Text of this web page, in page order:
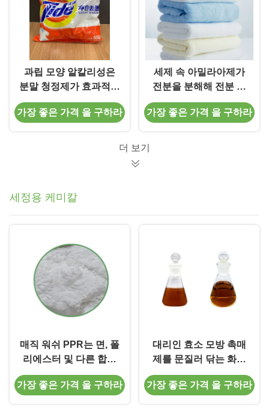
과립 모양 알칼리성은
분말 청정제가 효과적으
로 땀 얼룩 핏자국 식품
단백질을 제거할 수 있
가장 좋은 가격 을 구하라
세제 속 아밀라아제가
전분을 분해해 전분 얼
룩을 쉽게 제거하는 친
환경 세제 효소
가장 좋은 가격 을 구하라
더 보기
세정용 케미칼
매직 워쉬 PPR는 면, 폴
리에스터 및 다른 합성
섬유에 인디고 염료가
재배포되는 것을 방지합
가장 좋은 가격 을 구하라
대리인 효소 모방 촉매
제를 문질러 닦는 화학
을 씻는 복합 저온
가장 좋은 가격 을 구하라